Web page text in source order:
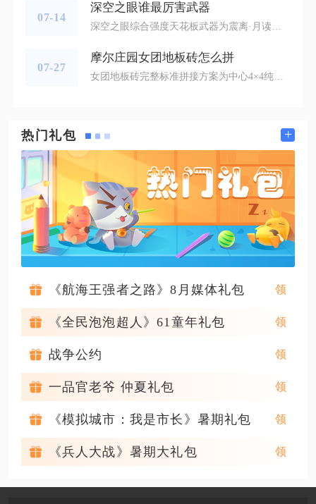
07-14
深空之眼谁最厉害武器
07-27
摩尔庄园女团地板砖怎么拼
女团地板砖完整标准拼接方案为中心4×4纯色女团砖，外围环绕两圈同系列条纹地砖，边角搭配星形点缀地砖，全程开启网格对齐即可拼接出完整女团主题舞台地面。整套拼接布局适配家园空地8×8网格区域，整体造型对称规整，能够还原女团舞台分区视觉效果，操作依托家园布置功能完成，无需借助堆叠、断网等特殊操作，地砖仅能铺展在露天家园地面，小屋室内无法摆放该款限定地砖。拼接前需要提前集齐三类地砖，分别是纯色主体地砖、长条条纹边框地砖、四角星形装饰地砖，三类地砖数量配比为16块主体砖、24块条纹砖、
热门礼包 +
《航海王强者之路》8月媒体礼包
《全民泡泡超人》61童年礼包
战争公约
一品官老爷 仲夏礼包
《模拟城市：我是市长》暑期礼包
《兵人大战》暑期大礼包